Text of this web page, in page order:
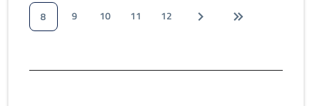
8
9 10 11 12